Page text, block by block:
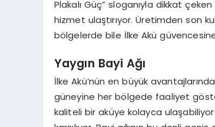
Plakalı Güç” sloganıyla dikkat
hizmet ulaştırıyor. Üretimden son
bölgelerde bile İlke Akü
Yaygın Bayi Ağı
İlke Akü’nün en büyük
güneyine her bölgede faaliyet
kaliteli bir aküye kolayca